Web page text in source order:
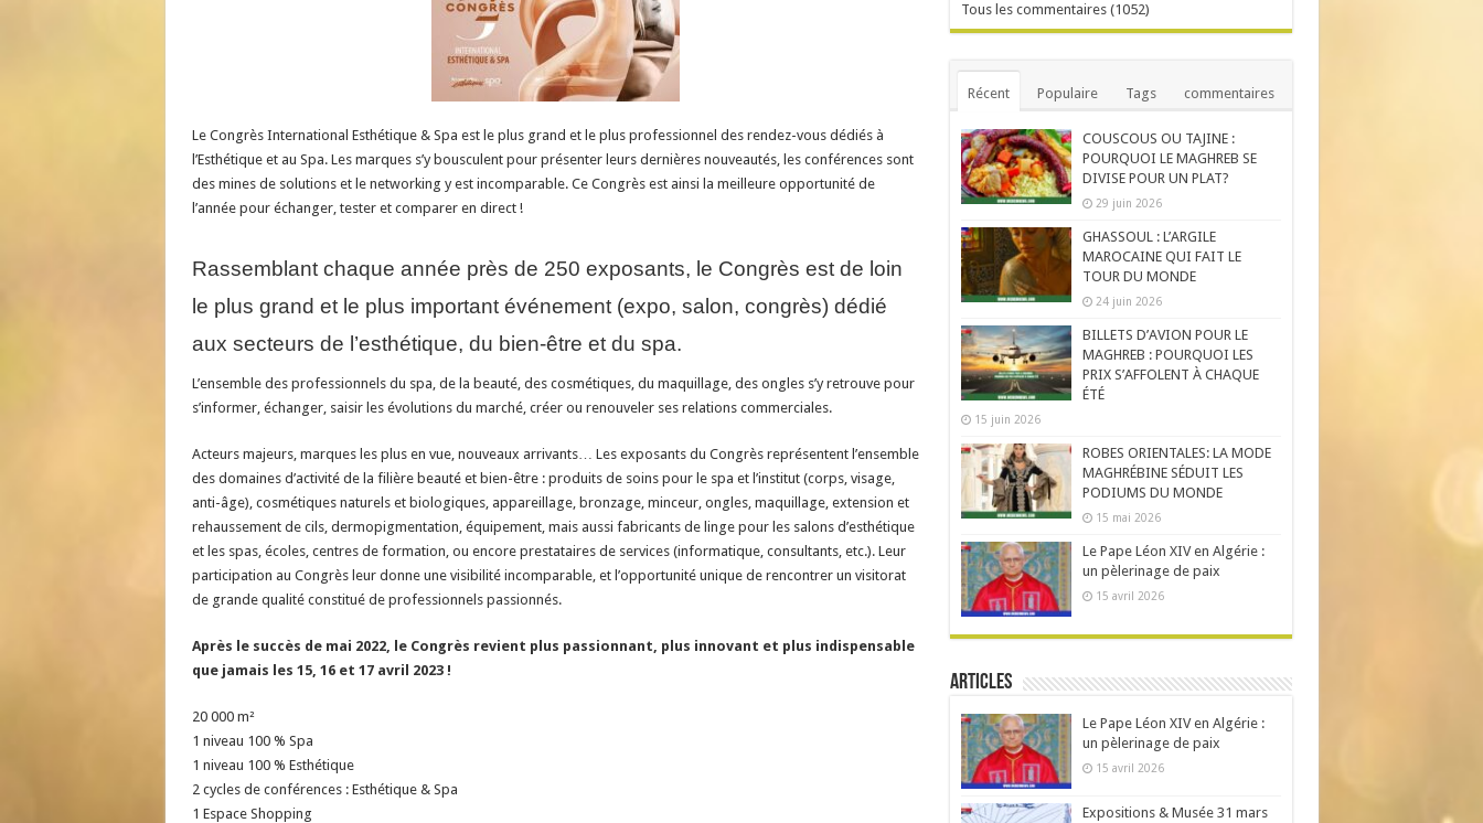
Le Congrès International Esthétique & Spa est le plus grand et le plus professionnel des rendez-vous dédiés à
l’Esthétique et au Spa. Les marques s’y bousculent pour présenter leurs dernières nouveautés, les conférences sont
des mines de solutions et le networking y est incomparable. Ce Congrès est ainsi la meilleure opportunité de
l’année pour échanger, tester et comparer en direct !
Rassemblant chaque année près de 250 exposants, le Congrès est de loin
le plus grand et le plus important événement (expo, salon, congrès) dédié
aux secteurs de l’esthétique, du bien-être et du spa.
L’ensemble des professionnels du spa, de la beauté, des cosmétiques, du maquillage, des ongles s’y retrouve pour
s’informer, échanger, saisir les évolutions du marché, créer ou renouveler ses relations commerciales.
Acteurs majeurs, marques les plus en vue, nouveaux arrivants… Les exposants du Congrès représentent l’ensemble
des domaines d’activité de la filière beauté et bien-être : produits de soins pour le spa et l’institut (corps, visage,
anti-âge), cosmétiques naturels et biologiques, appareillage, bronzage, minceur, ongles, maquillage, extension et
rehaussement de cils, dermopigmentation, équipement, mais aussi fabricants de linge pour les salons d’esthétique
et les spas, écoles, centres de formation, ou encore prestataires de services (informatique, consultants, etc.). Leur
participation au Congrès leur donne une visibilité incomparable, et l’opportunité unique de rencontrer un visitorat
de grande qualité constitué de professionnels passionnés.
Après le succès de mai 2022, le Congrès revient plus passionnant, plus innovant et plus indispensable
que jamais les 15, 16 et 17 avril 2023 !
20 000 m²
1 niveau 100 % Spa
1 niveau 100 % Esthétique
2 cycles de conférences : Esthétique & Spa
1 Espace Shopping
Tous les commentaires (1052)
Récent Populaire Tags commentaires
COUSCOUS OU TAJINE :
POURQUOI LE MAGHREB SE
DIVISE POUR UN PLAT?
29 juin 2026
GHASSOUL : L’ARGILE
MAROCAINE QUI FAIT LE
TOUR DU MONDE
24 juin 2026
BILLETS D’AVION POUR LE
MAGHREB : POURQUOI LES
PRIX S’AFFOLENT À CHAQUE
ÉTÉ
15 juin 2026
ROBES ORIENTALES: LA MODE
MAGHRÉBINE SÉDUIT LES
PODIUMS DU MONDE
15 mai 2026
Le Pape Léon XIV en Algérie :
un pèlerinage de paix
15 avril 2026
Articles
Le Pape Léon XIV en Algérie :
un pèlerinage de paix
15 avril 2026
Expositions & Musée 31 mars